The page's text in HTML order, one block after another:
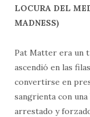
LOCURA DEL
MADNESS)
Pat Matter era un
ascendió en las
convertirse en
sangrienta con
arrestado y